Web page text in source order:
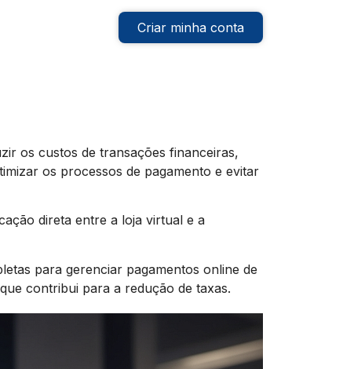
Criar minha conta
os custos de transações financeiras,
os processos de pagamento e evitar
direta entre a loja virtual e a
para gerenciar pagamentos online de
contribui para a redução de taxas.